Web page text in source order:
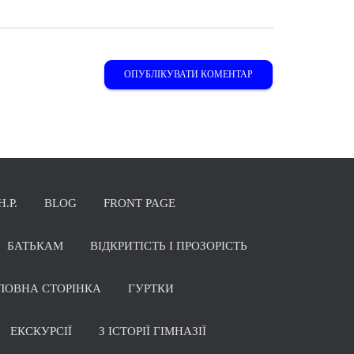
BLOG FRONT PAGE
БАТЬКАМ ВІДКРИТІСТЬ І ПРОЗОРІСТЬ
СТОРІНКА ГУРТКИ
ЕКСКУРСІЇ З ІСТОРІЇ ГІМНАЗІЇ